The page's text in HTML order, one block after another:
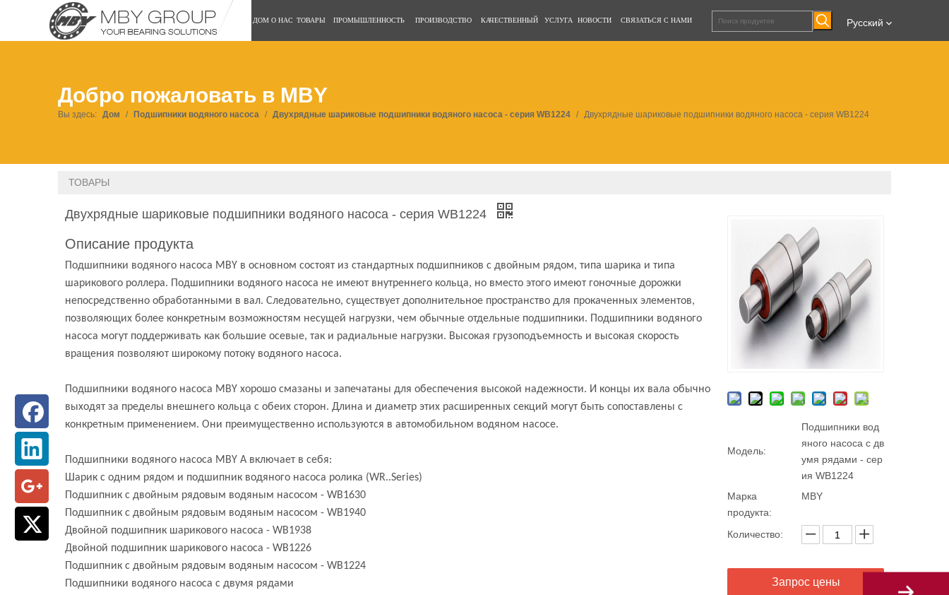
ДОМ О НАС ТОВАРЫ ПРОМЫШЛЕННОСТЬ ПРОИЗВОДСТВО КАЧЕСТВЕННЫЙ УСЛУГА НОВОСТИ СВЯЗАТЬСЯ С НАМИ Pусский
Добро пожаловать в MBY
Вы здесь: Дом / Подшипники водяного насоса / Двухрядные шариковые подшипники водяного насоса - серия WB1224 / Двухрядные шариковые подшипники водяного насоса - серия WB1224
ТОВАРЫ
Модель:
Подшипники вод
яного насоса с дв
умя рядами - сер
ия WB1224
Марка
продукта:
MBY
Количество:
Запрос цены
Двухрядные шариковые подшипники водяного насоса - серия WB1224
Описание продукта
Подшипники водяного насоса MBY в основном состоят из стандартных подшипников с двойным рядом, типа шарика и типа
шарикового роллера. Подшипники водяного насоса не имеют внутреннего кольца, но вместо этого имеют гоночные дорожки
непосредственно обработанными в вал. Следовательно, существует дополнительное пространство для прокаченных элементов,
позволяющих более конкретным возможностям несущей нагрузки, чем обычные отдельные подшипники. Подшипники водяного
насоса могут поддерживать как большие осевые, так и радиальные нагрузки. Высокая грузоподъемность и высокая скорость
вращения позволяют широкому потоку водяного насоса.
Подшипники водяного насоса MBY хорошо смазаны и запечатаны для обеспечения высокой надежности. И концы их вала обычно
выходят за пределы внешнего кольца с обеих сторон. Длина и диаметр этих расширенных секций могут быть сопоставлены с
конкретным применением. Они преимущественно используются в автомобильном водяном насосе.
Подшипники водяного насоса MBY A включает в себя:
Шарик с одним рядом и подшипник водяного насоса ролика (WR..Series)
Подшипник с двойным рядовым водяным насосом - WB1630
Подшипник с двойным рядовым водяным насосом - WB1940
Двойной подшипник шарикового насоса - WB1938
Двойной подшипник шарикового насоса - WB1226
Подшипник с двойным рядовым водяным насосом - WB1224
Подшипники водяного насоса с двумя рядами